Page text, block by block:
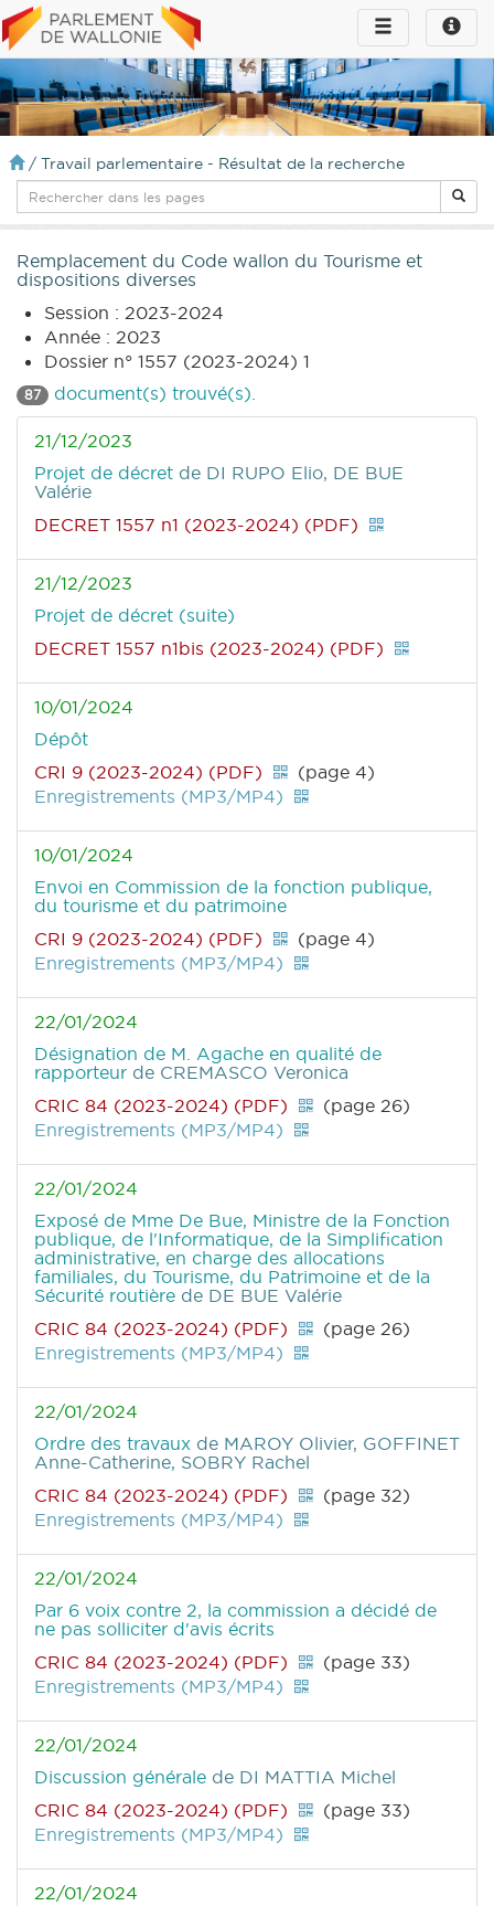
Toggle
infos
Toggle
navigation
/ Travail parlementaire - Résultat de la recherche
Remplacement du Code wallon du Tourisme et
dispositions diverses
Session : 2023-2024
Année : 2023
Dossier n° 1557 (2023-2024) 1
87 document(s) trouvé(s).
21/12/2023
Projet de décret de DI RUPO Elio, DE BUE
Valérie
DECRET 1557 n1 (2023-2024) (PDF)
21/12/2023
Projet de décret (suite)
DECRET 1557 n1bis (2023-2024) (PDF)
10/01/2024
Dépôt
CRI 9 (2023-2024) (PDF)
(page 4)
Enregistrements (MP3/MP4)
10/01/2024
Envoi en Commission de la fonction publique,
du tourisme et du patrimoine
CRI 9 (2023-2024) (PDF)
(page 4)
Enregistrements (MP3/MP4)
22/01/2024
Désignation de M. Agache en qualité de
rapporteur de CREMASCO Veronica
CRIC 84 (2023-2024) (PDF)
(page 26)
Enregistrements (MP3/MP4)
22/01/2024
Exposé de Mme De Bue, Ministre de la Fonction
publique, de l'Informatique, de la Simplification
administrative, en charge des allocations
familiales, du Tourisme, du Patrimoine et de la
Sécurité routière de DE BUE Valérie
CRIC 84 (2023-2024) (PDF)
(page 26)
Enregistrements (MP3/MP4)
22/01/2024
Ordre des travaux de MAROY Olivier, GOFFINET
Anne-Catherine, SOBRY Rachel
CRIC 84 (2023-2024) (PDF)
(page 32)
Enregistrements (MP3/MP4)
22/01/2024
Par 6 voix contre 2, la commission a décidé de
ne pas solliciter d'avis écrits
CRIC 84 (2023-2024) (PDF)
(page 33)
Enregistrements (MP3/MP4)
22/01/2024
Discussion générale de DI MATTIA Michel
CRIC 84 (2023-2024) (PDF)
(page 33)
Enregistrements (MP3/MP4)
22/01/2024